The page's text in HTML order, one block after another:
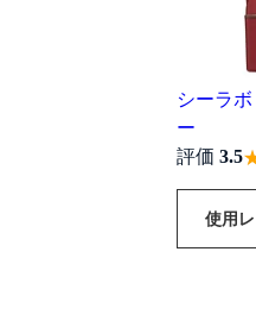
シーラ
ー
評価 3.5
使用